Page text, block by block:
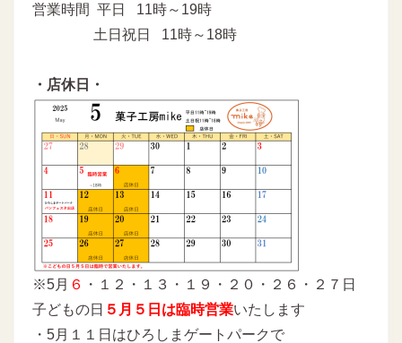
営業時間 平日 11時～19時
土日祝日 11時～18時
・店休日・
※5月 ６
・１２・１３・１９・２０・２６・２７日
子どもの日 ５月５日は臨時営業いたします
・5月１１日はひろしまゲートパークで